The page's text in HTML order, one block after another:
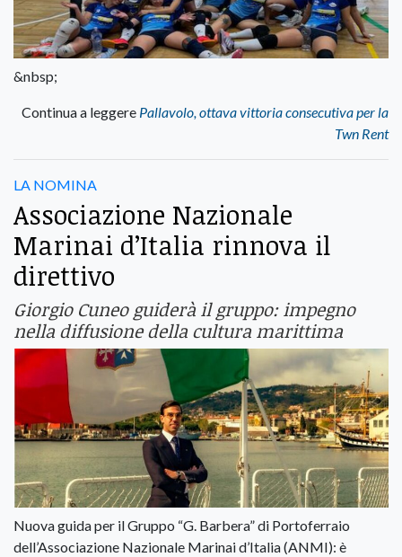
&nbsp;
Continua a leggere Pallavolo, ottava vittoria consecutiva per la
Twn Rent
LA NOMINA
Associazione Nazionale
Marinai d’Italia rinnova il
direttivo
Giorgio Cuneo guiderà il gruppo: impegno
nella diffusione della cultura marittima
Nuova guida per il Gruppo “G. Barbera” di Portoferraio
dell’Associazione Nazionale Marinai d’Italia (ANMI): è